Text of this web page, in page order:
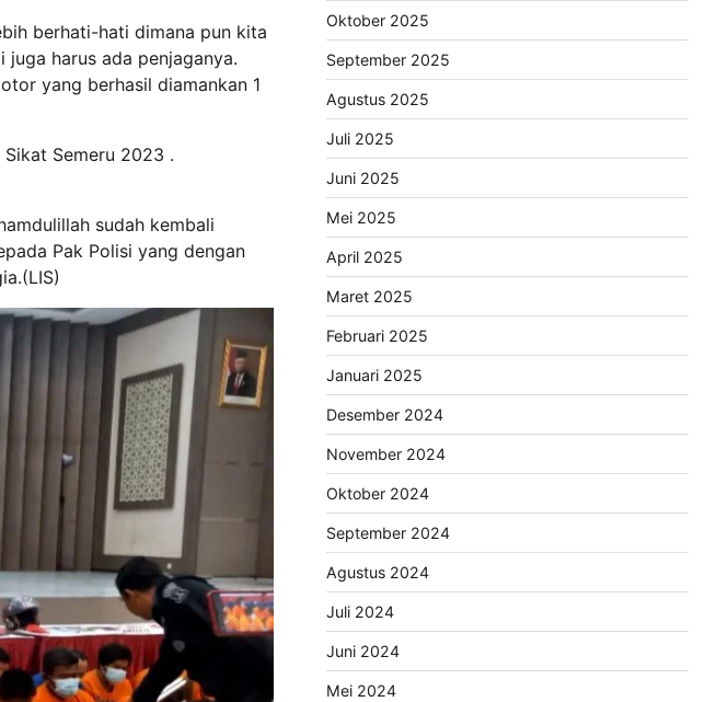
berhati-hati dimana pun kita
harus ada penjaganya.
yang berhasil diamankan 1
Semeru 2023 .
sudah kembali
Pak Polisi yang dengan
Oktober 2025
September 2025
Agustus 2025
Juli 2025
Juni 2025
Mei 2025
April 2025
Maret 2025
Februari 2025
Januari 2025
Desember 2024
November 2024
Oktober 2024
September 2024
Agustus 2024
Juli 2024
Juni 2024
Mei 2024